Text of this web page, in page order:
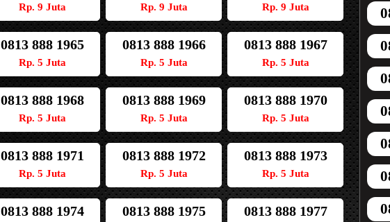
Rp. 9 Juta Rp. 9 Juta Rp. 9 Juta
0813 888 1965
Rp. 5 Juta
0813 888 1966
Rp. 5 Juta
0813 888 1967
Rp. 5 Juta
0813 888 1968
Rp. 5 Juta
0813 888 1969
Rp. 5 Juta
0813 888 1970
Rp. 5 Juta
0813 888 1971
Rp. 5 Juta
0813 888 1972
Rp. 5 Juta
0813 888 1973
Rp. 5 Juta
0813 888 1974 0813 888 1975 0813 888 1977